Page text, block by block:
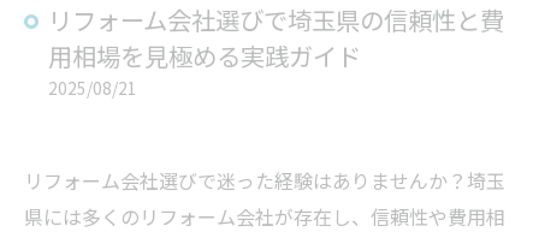
リフォーム会社選びで埼玉県の信頼性と費
用相場を見極める実践ガイド
2025/08/21
リフォーム会社選びで迷った経験はありませんか？埼玉
県には多くのリフォーム会社が存在し、信頼性や費用相